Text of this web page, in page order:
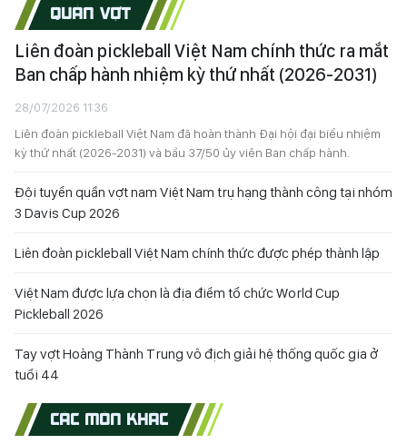
QUẦN VỢT
Liên đoàn pickleball Việt Nam chính thức ra mắt
Ban chấp hành nhiệm kỳ thứ nhất (2026-2031)
28/07/2026 11:36
Liên đoàn pickleball Việt Nam đã hoàn thành Đại hội đại biểu nhiệm
kỳ thứ nhất (2026-2031) và bầu 37/50 ủy viên Ban chấp hành.
Đội tuyển quần vợt nam Việt Nam trụ hạng thành công tại nhóm
3 Davis Cup 2026
Liên đoàn pickleball Việt Nam chính thức được phép thành lập
Việt Nam được lựa chọn là địa điểm tổ chức World Cup
Pickleball 2026
Tay vợt Hoàng Thành Trung vô địch giải hệ thống quốc gia ở
tuổi 44
CÁC MÔN KHÁC